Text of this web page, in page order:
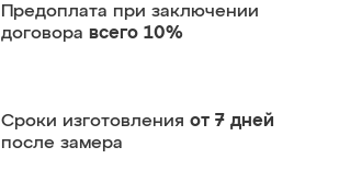
Предоплата при заключении
договора всего 10%
Сроки изготовления от 7 дней
после замера